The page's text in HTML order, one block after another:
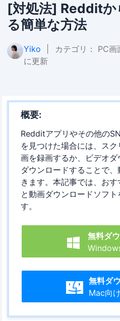
[対処法] Redditか
る簡単な方法
Yiko カテゴリ： PC画
に更新
概要:
Redditアプリやその他の
を見つけた場合には、ス
画を録画するか、ビデオ
ダウンロードすることで
きます。本記事では、お
と動画ダウンロードソフ
す。

無料ダ

無料ダ
Mac向け